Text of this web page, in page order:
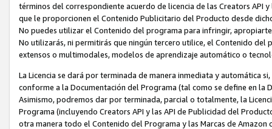
términos del correspondiente acuerdo de licencia de las Creators API
que le proporcionen el Contenido Publicitario del Producto desde
No puedes utilizar el Contenido del programa para infringir,
No utilizarás, ni permitirás que ningún tercero utilice, el Contenido
extensos o multimodales, modelos de aprendizaje automático o
La Licencia se dará por terminada de manera inmediata y automática
conforme a la Documentación del Programa (tal como se define en la
Asimismo, podremos dar por terminada, parcial o totalmente, la
Programa (incluyendo Creators API y las API de Publicidad del
otra manera todo el Contenido del Programa y las Marcas de